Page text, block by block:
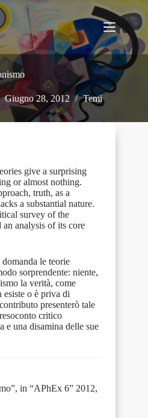
Giugno 28, 2012 Temi
give a surprising
or almost nothing.
truth, as a
a substantial nature.
survey of the
analysis of its core
domanda le teorie
sorprendente: niente,
la verità, come
esiste o è priva di
presenterò tale
critico
e una disamina delle sue
in “APhEx 6” 2012,